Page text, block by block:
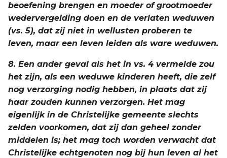
beoefening brengen en moeder of grootmoeder
wedervergelding doen en de verlaten weduwen
(vs. 5), dat zij niet in wellusten proberen te
leven, maar een leven leiden als ware weduwen.
8. Een ander geval als het in vs. 4 vermelde zou
het zijn, als een weduwe kinderen heeft, die zelf
nog verzorging nodig hebben, in plaats dat zij
haar zouden kunnen verzorgen. Het mag
eigenlijk in de Christelijke gemeente slechts
zelden voorkomen, dat zij dan geheel zonder
middelen is; het mag toch worden verwacht dat
Christelijke echtgenoten nog bij hun leven al het